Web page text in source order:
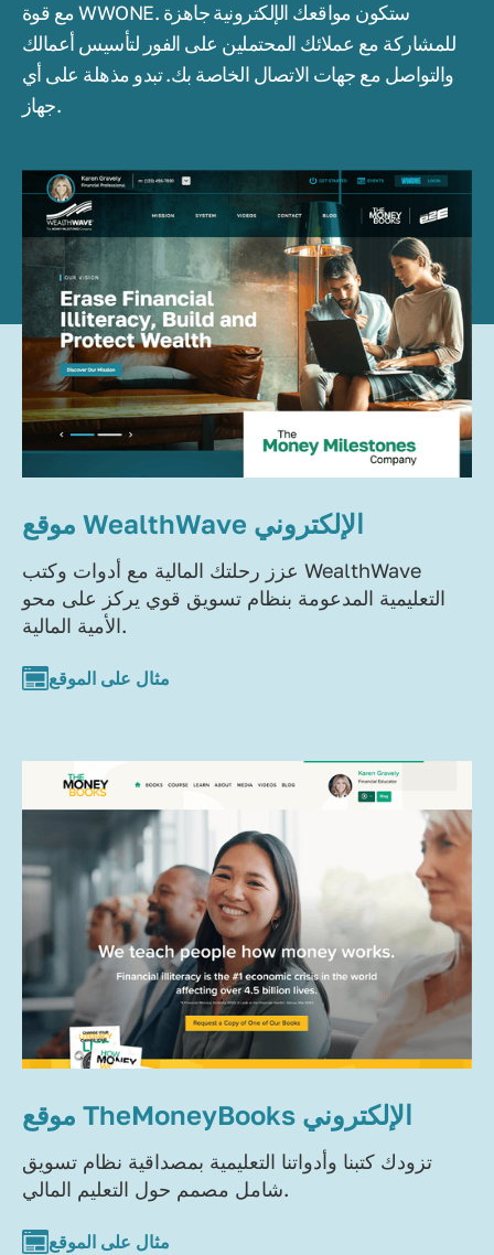
مع قوة WWONE. ستكون مواقعك الإلكترونية جاهزة
للمشاركة مع عملائك المحتملين على الفور لتأسيس أعمالك
والتواصل مع جهات الاتصال الخاصة بك. تبدو مذهلة على أي
جهاز.
موقع WealthWave الإلكتروني
عزز رحلتك المالية مع أدوات وكتب WealthWave
التعليمية المدعومة بنظام تسويق قوي يركز على محو
الأمية المالية.
مثال على الموقع
موقع TheMoneyBooks الإلكتروني
تزودك كتبنا وأدواتنا التعليمية بمصداقية نظام تسويق
شامل مصمم حول التعليم المالي.
مثال على الموقع